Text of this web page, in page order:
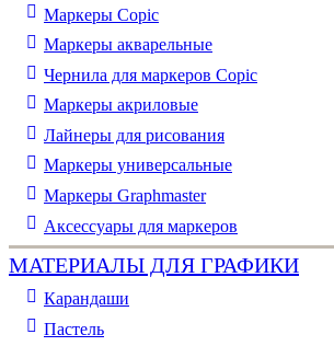
Маркеры Copic
Маркеры акварельные
Чернила для маркеров Copic
Маркеры акриловые
Лайнеры для рисования
Маркеры универсальные
Маркеры Graphmaster
Аксессуары для маркеров
МАТЕРИАЛЫ ДЛЯ ГРАФИКИ
Карандаши
Пастель